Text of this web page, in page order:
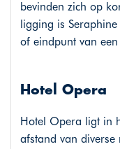
bevinden zich op
ligging is
of eindpunt van
Hotel Opera
Hotel Opera ligt in
afstand van diverse